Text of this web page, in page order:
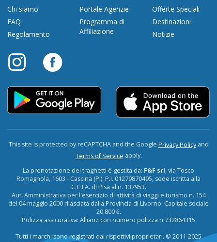
Chi siamo
FAQ
Regolamento
Portale Agenzie
Programma di
Affiliazione
Offerte Speciali
Destinazioni
Notizie
This site is protected by reCAPTCHA and the Google Privacy Policyand
Terms of Service apply.
La prenotazione dei traghetti è gestita da: F&F srl, via Tosco
Romagnola, 1603 - Cascina (PI). P.I. 01279870495, sede iscritta alla
C.C.I.A. di Pisa al n. 137953.
Aut. Amministrativa per l'esercizio di attività di viaggi e turismo n. 154
del 04 maggio 2000 rilasciata dalla Provincia di Livorno. Capitale sociale
20.800 €.
Polizza assicurativa: Allianz con numero polizza n.732864315
Tutti i marchi sono registrati dai rispettivi proprietari. © 2011-2025